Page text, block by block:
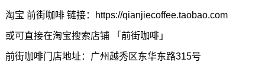
淘宝 前街咖啡 链接：https://qianjiecoffee.taobao.com
或可直接在淘宝搜索店铺 「前街咖啡」
前街咖啡门店地址：广州越秀区东华东路315号